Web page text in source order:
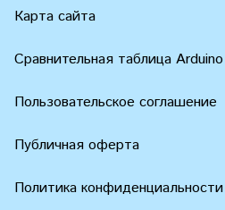
Карта сайта
Сравнительная таблица Arduino
Пользовательское соглашение
Публичная оферта
Политика конфиденциальности